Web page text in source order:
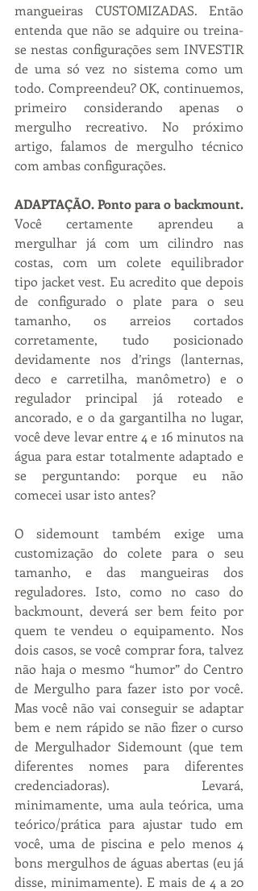
mangueiras CUSTOMIZADAS. Então
entenda que não se adquire ou treina-
se nestas configurações sem INVESTIR
de uma só vez no sistema como um
todo. Compreendeu? OK, continuemos,
primeiro considerando apenas o
mergulho recreativo. No próximo
artigo, falamos de mergulho técnico
com ambas configurações.
ADAPTAÇÃO. Ponto para o backmount.
Você certamente aprendeu a
mergulhar já com um cilindro nas
costas, com um colete equilibrador
tipo jacket vest. Eu acredito que depois
de configurado o plate para o seu
tamanho, os arreios cortados
corretamente, tudo posicionado
devidamente nos d’rings (lanternas,
deco e carretilha, manômetro) e o
regulador principal já roteado e
ancorado, e o da gargantilha no lugar,
você deve levar entre 4 e 16 minutos na
água para estar totalmente adaptado e
se perguntando: porque eu não
comecei usar isto antes?
O sidemount também exige uma
customização do colete para o seu
tamanho, e das mangueiras dos
reguladores. Isto, como no caso do
backmount, deverá ser bem feito por
quem te vendeu o equipamento. Nos
dois casos, se você comprar fora, talvez
não haja o mesmo “humor” do Centro
de Mergulho para fazer isto por você.
Mas você não vai conseguir se adaptar
bem e nem rápido se não fizer o curso
de Mergulhador Sidemount (que tem
diferentes nomes para diferentes
credenciadoras). Levará,
minimamente, uma aula teórica, uma
teórico/prática para ajustar tudo em
você, uma de piscina e pelo menos 4
bons mergulhos de águas abertas (eu já
disse, minimamente). E mais de 4 a 20